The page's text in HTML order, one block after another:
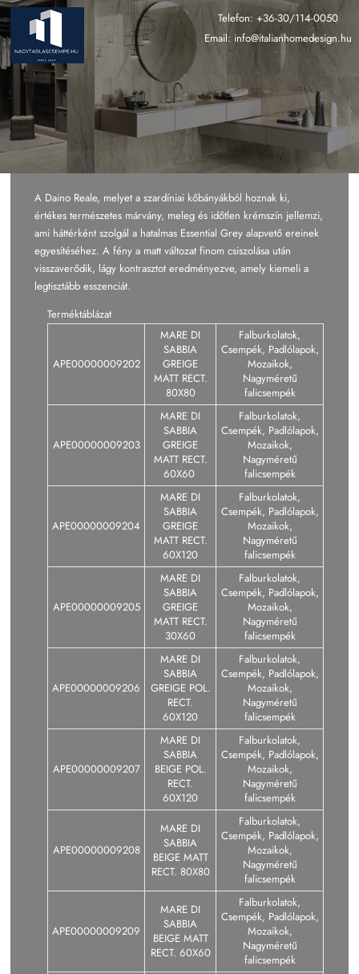
Ugrás
a
tartalomra
Telefon:+36-30/114-0050
Email: info@italianhomedesign.hu
A Daino Reale, melyet a szardíniai kőbányákból hoznak ki,
értékes természetes márvány, meleg és időtlen krémszín jellemzi,
ami háttérként szolgál a hatalmas Essential Grey alapvető ereinek
egyesítéséhez. A fény a matt változat finom csiszolása után
visszaverődik, lágy kontrasztot eredményezve, amely kiemeli a
legtisztább esszenciát.
Terméktáblázat
APE00000009202
MARE DI
SABBIA
GREIGE
MATT RECT.
80X80
Falburkolatok,
Csempék, Padlólapok,
Mozaikok,
Nagyméretű
falicsempék
APE00000009203
MARE DI
SABBIA
GREIGE
MATT RECT.
60X60
Falburkolatok,
Csempék, Padlólapok,
Mozaikok,
Nagyméretű
falicsempék
APE00000009204
MARE DI
SABBIA
GREIGE
MATT RECT.
60X120
Falburkolatok,
Csempék, Padlólapok,
Mozaikok,
Nagyméretű
falicsempék
APE00000009205
MARE DI
SABBIA
GREIGE
MATT RECT.
30X60
Falburkolatok,
Csempék, Padlólapok,
Mozaikok,
Nagyméretű
falicsempék
APE00000009206
MARE DI
SABBIA
GREIGE POL.
RECT.
60X120
Falburkolatok,
Csempék, Padlólapok,
Mozaikok,
Nagyméretű
falicsempék
APE00000009207
MARE DI
SABBIA
BEIGE POL.
RECT.
60X120
Falburkolatok,
Csempék, Padlólapok,
Mozaikok,
Nagyméretű
falicsempék
APE00000009208
MARE DI
SABBIA
BEIGE MATT
RECT. 80X80
Falburkolatok,
Csempék, Padlólapok,
Mozaikok,
Nagyméretű
falicsempék
APE00000009209
MARE DI
SABBIA
BEIGE MATT
RECT. 60X60
Falburkolatok,
Csempék, Padlólapok,
Mozaikok,
Nagyméretű
falicsempék